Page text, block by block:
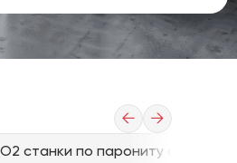
← →
станки по парониту с ЧПУ